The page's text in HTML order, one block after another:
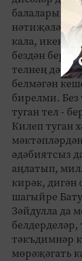
нәтиҗәләре
кала, икенче
бездән бераз
телнең
белмәгән
бирелми. Без
туган тел -
Килеп туган
әдәбиятсыз
аңлатып,
кирәк,
шагыйре
Зәйдулла да
белдерделәр,
тәкъдимнәр
мөрәҗәгать